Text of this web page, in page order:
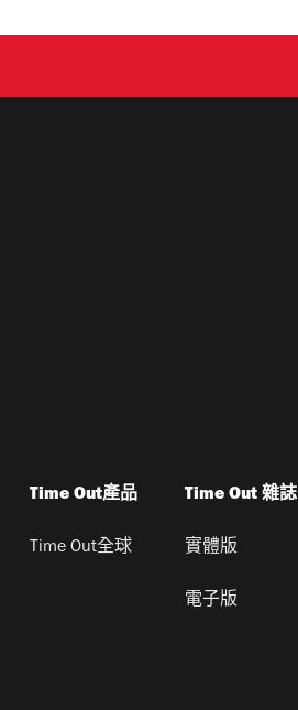
Time Out產品
Time Out全球
Time Out 雜誌
實體版
電子版